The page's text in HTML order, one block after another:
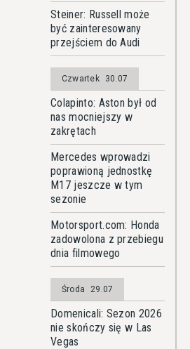
Steiner: Russell może
być zainteresowany
przejściem do Audi
Czwartek 30.07
Colapinto: Aston był od
nas mocniejszy w
zakrętach
Mercedes wprowadzi
poprawioną jednostkę
M17 jeszcze w tym
sezonie
Motorsport.com: Honda
zadowolona z przebiegu
dnia filmowego
Środa 29.07
Domenicali: Sezon 2026
nie skończy się w Las
Vegas